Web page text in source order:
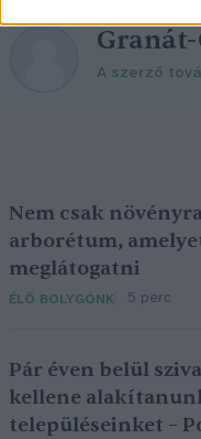
A szerző
Nem csak
arborétum,
meglátogatni
ÉLŐ BOLYGÓNK 5 perc
Pár éven belül
kellene
településeinket –